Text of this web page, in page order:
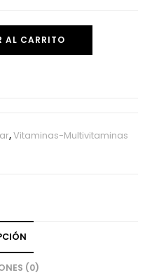
AL CARRITO
,Vitaminas-Multivitaminas
(0)